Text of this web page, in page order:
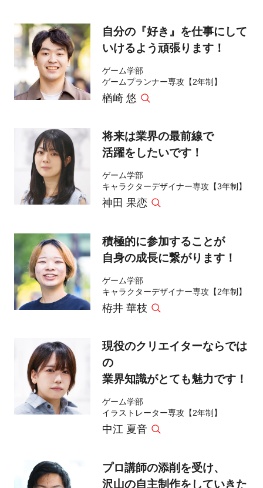
自分の『好き』を仕事にして
いけるよう頑張ります！
ゲーム学部
ゲームプランナー専攻【2年制】
楢崎 悠
将来は業界の最前線で
活躍をしたいです！
ゲーム学部
キャラクターデザイナー専攻【3年制】
神田 果恋
積極的に参加することが
自身の成長に繋がります！
ゲーム学部
キャラクターデザイナー専攻【2年制】
栫井 華枝
現役のクリエイターならでは
の
業界知識がとても魅力です！
ゲーム学部
イラストレーター専攻【2年制】
中江 夏音
プロ講師の添削を受け、
沢山の自主制作をしていきた